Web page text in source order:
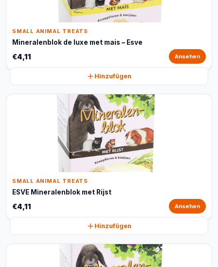
SMALL ANIMAL TREATS
Mineralenblok de luxe met mais – Esve
€4,11 Ansehen
Hinzufügen
SMALL ANIMAL TREATS
ESVE Mineralenblok met Rijst
€4,11 Ansehen
Hinzufügen